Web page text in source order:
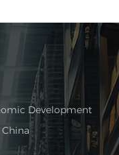
Development